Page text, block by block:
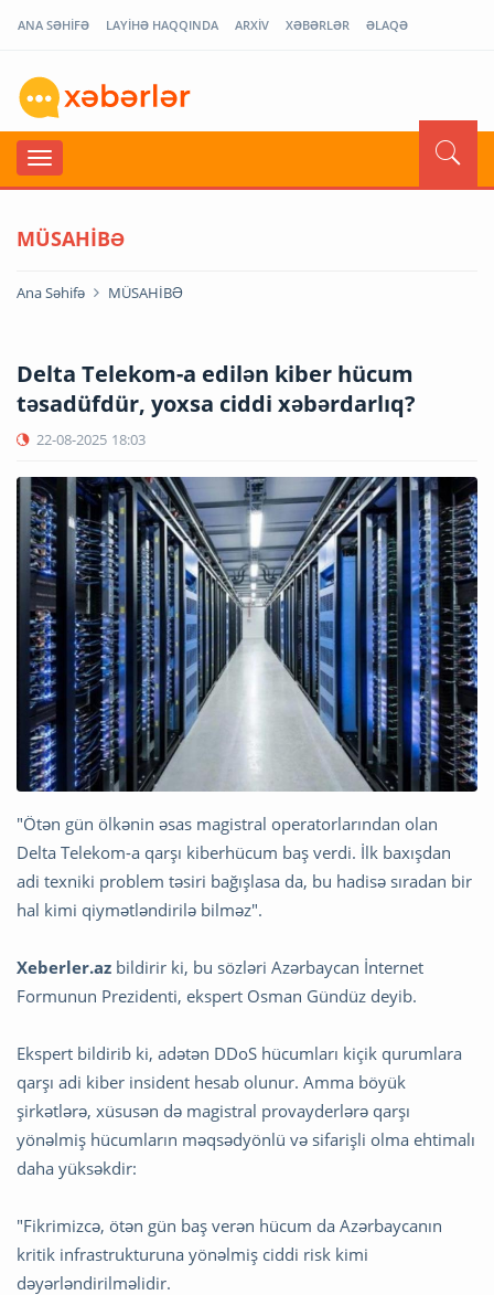
ANA SƏHİFƏ LAYİHƏ HAQQINDA ARXİV XƏBƏRLƏR ƏLAQƏ
MÜSAHİBƏ
Ana Səhifə MÜSAHİBƏ
Delta Telekom-a edilən kiber hücum
təsadüfdür, yoxsa ciddi xəbərdarlıq?
22-08-2025 18:03
"Ötən gün ölkənin əsas magistral operatorlarından olan
Delta Telekom-a qarşı kiberhücum baş verdi. İlk baxışdan
adi texniki problem təsiri bağışlasa da, bu hadisə sıradan bir
hal kimi qiymətləndirilə bilməz".
Xeberler.az bildirir ki, bu sözləri Azərbaycan İnternet
Formunun Prezidenti, ekspert Osman Gündüz deyib.
Ekspert bildirib ki, adətən DDoS hücumları kiçik qurumlara
qarşı adi kiber insident hesab olunur. Amma böyük
şirkətlərə, xüsusən də magistral provayderlərə qarşı
yönəlmiş hücumların məqsədyönlü və sifarişli olma ehtimalı
daha yüksəkdir:
"Fikrimizcə, ötən gün baş verən hücum da Azərbaycanın
kritik infrastrukturuna yönəlmiş ciddi risk kimi
dəyərləndirilməlidir.